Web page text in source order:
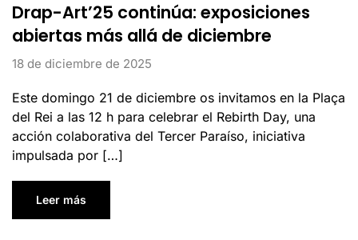
Drap-Art’25 continúa: exposiciones
abiertas más allá de diciembre
18 de diciembre de 2025
Este domingo 21 de diciembre os invitamos en la Plaça
del Rei a las 12 h para celebrar el Rebirth Day, una
acción colaborativa del Tercer Paraíso, iniciativa
impulsada por […]
Leer más